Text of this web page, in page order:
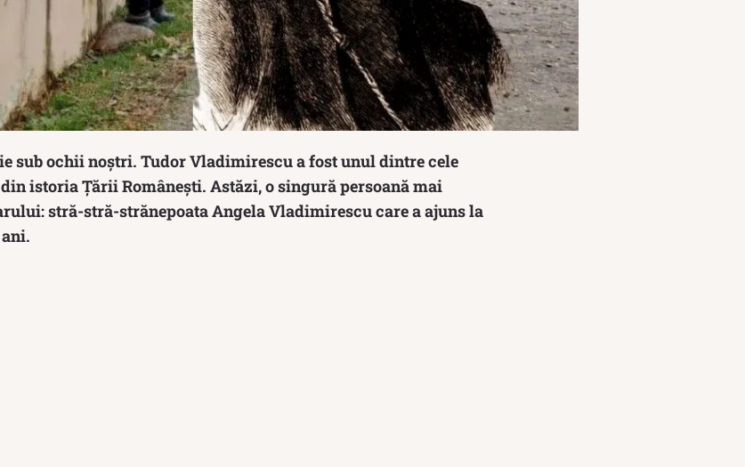
sub ochii noștri. Tudor Vladimirescu a fost unul dintre cele
istoria Țării Românești. Astăzi, o singură persoană mai
stră-stră-strănepoata Angela Vladimirescu care a ajuns la